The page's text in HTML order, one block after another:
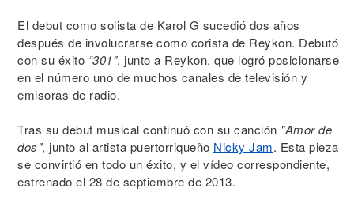
El debut como solista de Karol G sucedió dos años
después de involucrarse como corista de Reykon. Debutó
con su éxito “301”, junto a Reykon, que logró posicionarse
en el número uno de muchos canales de televisión y
emisoras de radio.
Tras su debut musical continuó con su canción "Amor de
dos", junto al artista puertorriqueño Nicky Jam. Esta pieza
se convirtió en todo un éxito, y el vídeo correspondiente,
estrenado el 28 de septiembre de 2013.